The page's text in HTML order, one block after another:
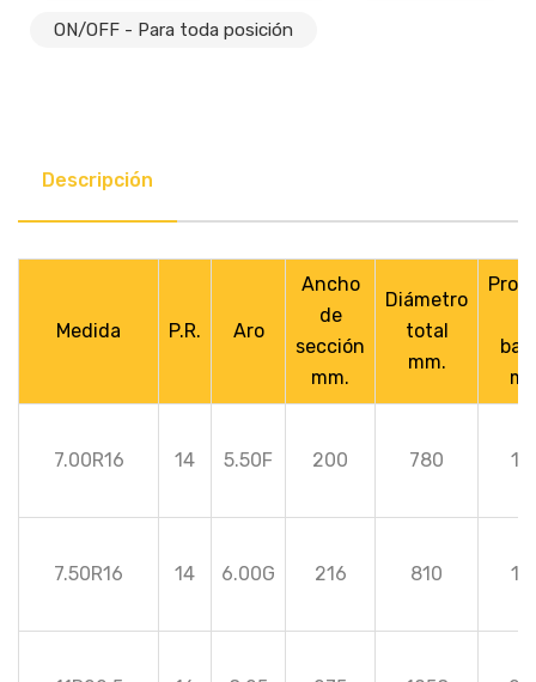
ON/OFF - Para toda posición
Descripción
Medida P.R. Aro
Ancho
de
sección
mm.
Diámetro
total
mm.
7.00R16 14 5.50F 200 780
7.50R16 14 6.00G 216 810